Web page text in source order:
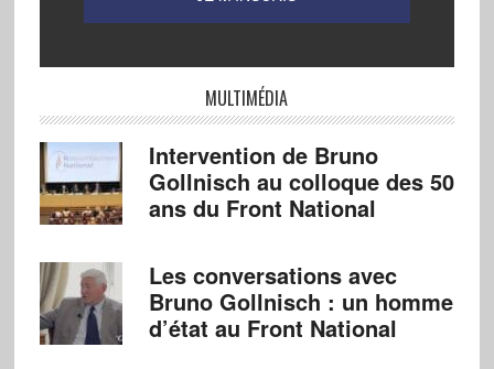
MULTIMÉDIA
Intervention de Bruno
Gollnisch au colloque des 50
ans du Front National
Les conversations avec
Bruno Gollnisch : un homme
d’état au Front National